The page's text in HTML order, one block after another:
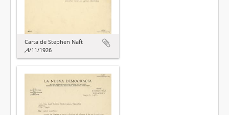
Carta de Stephen Naft
,4/11/1926